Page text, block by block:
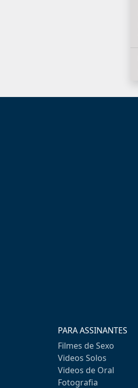
PARA ASSINANTES
Filmes de Sexo
Videos Solos
Videos de Oral
Fotografia